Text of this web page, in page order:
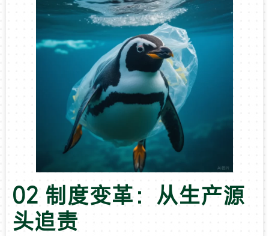
02 制度变革：从生产源
头追责